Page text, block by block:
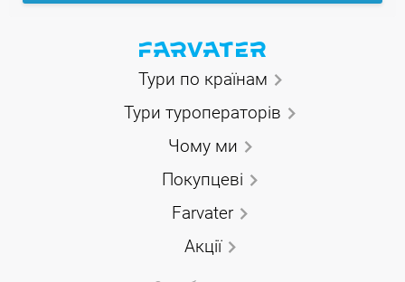
Тури по країнам
Тури туроператорів
Чому ми
Покупцеві
Farvater
Акції